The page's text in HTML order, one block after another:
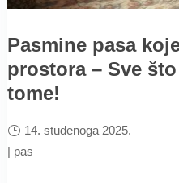
Pasmine pasa
prostora – Sve
tome!
14. studenoga 2025.
| pas